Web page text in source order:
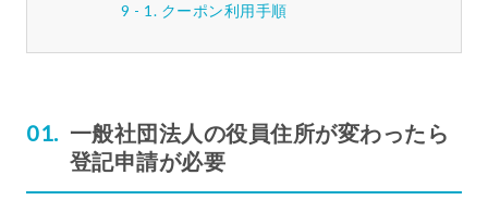
クーポン利用手順
一般社団法人の役員住所が変わったら
登記申請が必要